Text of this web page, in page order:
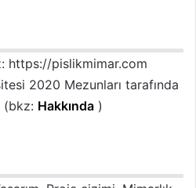
https://pislikmimar.com
2020 Mezunları tarafında
(bkz: Hakkında )